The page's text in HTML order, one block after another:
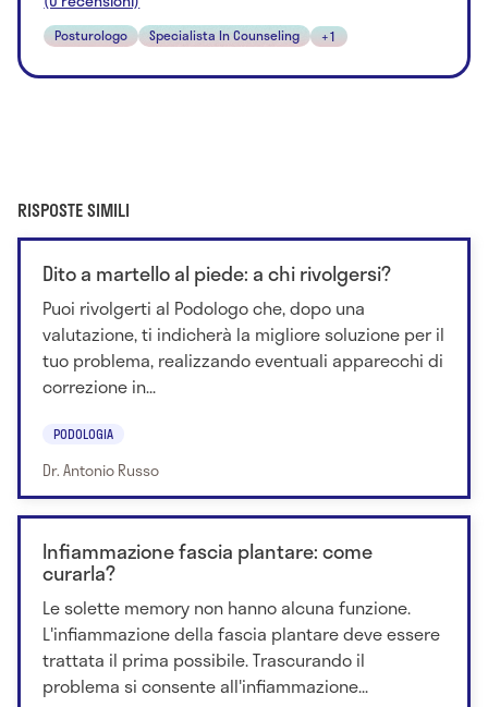
Posturologo Specialista In Counseling +1
RISPOSTE SIMILI
Dito a martello al piede: a chi rivolgersi?
Puoi rivolgerti al Podologo che, dopo una
valutazione, ti indicherà la migliore soluzione per il
tuo problema, realizzando eventuali apparecchi di
correzione in...
PODOLOGIA
Dr. Antonio Russo
Infiammazione fascia plantare: come
curarla?
Le solette memory non hanno alcuna funzione.
L'infiammazione della fascia plantare deve essere
trattata il prima possibile. Trascurando il
problema si consente all'infiammazione...